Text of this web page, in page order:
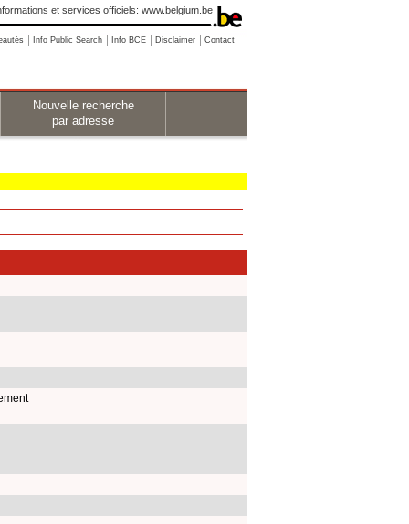
et services officiels: www.belgium.be
Info Public Search Info BCE Disclaimer Contact
Nouvelle recherche
par adresse